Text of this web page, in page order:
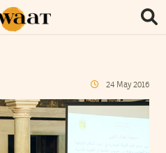
24 May 2016